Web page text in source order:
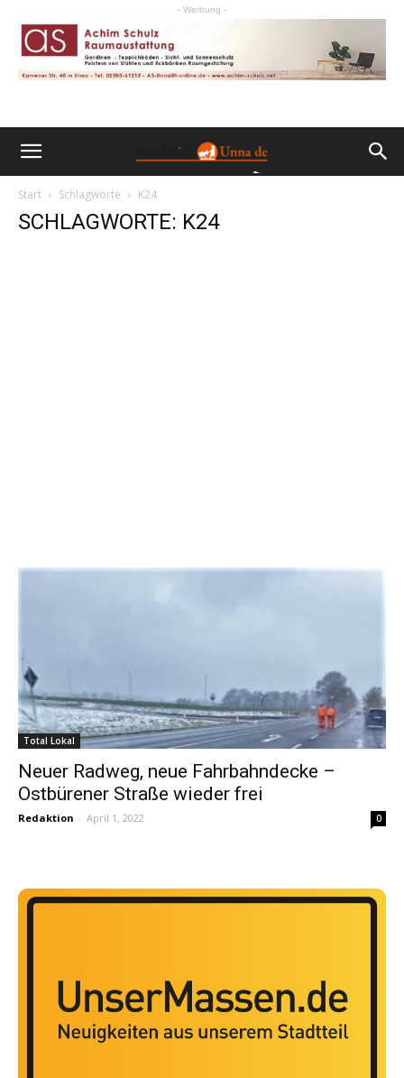
- Werbung -
Start Schlagworte K24
SCHLAGWORTE: K24
Total Lokal
Neuer Radweg, neue Fahrbahndecke –
Ostbürener Straße wieder frei
Redaktion - April 1, 2022 0